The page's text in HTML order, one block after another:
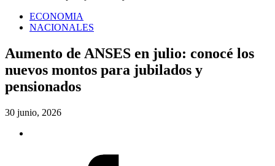
ECONOMIA
NACIONALES
Aumento de ANSES en julio: conocé los
nuevos montos para jubilados y
pensionados
30 junio, 2026